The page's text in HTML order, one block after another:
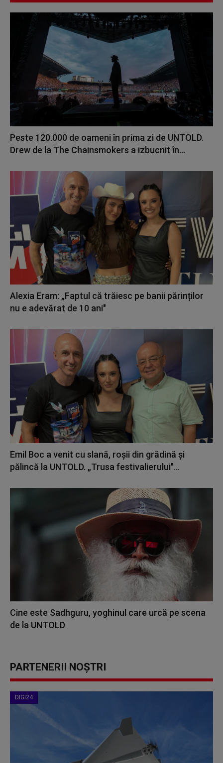
Peste 120.000 de oameni în prima zi de UNTOLD.
Drew de la The Chainsmokers a izbucnit în...
Alexia Eram: „Faptul că trăiesc pe banii părinților
nu e adevărat de 10 ani"
Emil Boc a venit cu slană, roșii din grădină și
pălincă la UNTOLD. „Trusa festivalierului"...
Cine este Sadhguru, yoghinul care urcă pe scena
de la UNTOLD
PARTENERII NOȘTRI
DIGI24